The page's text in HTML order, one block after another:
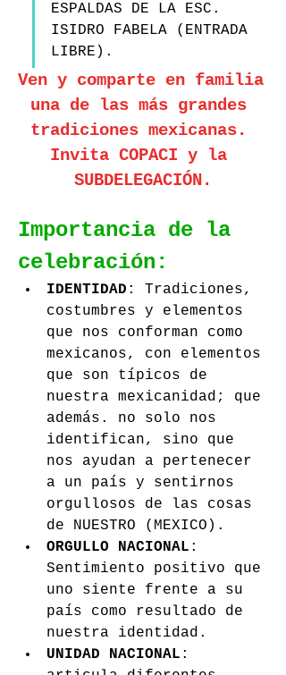
ESPALDAS DE LA ESC.
ISIDRO FABELA (ENTRADA
LIBRE).
Ven y comparte en familia
una de las más grandes
tradiciones mexicanas.
Invita COPACI y la
SUBDELEGACIÓN.
Importancia de la
celebración:
IDENTIDAD : Tradiciones,
costumbres y elementos
que nos conforman como
mexicanos, con elementos
que son típicos de
nuestra mexicanidad; que
además. no solo nos
identifican, sino que
nos ayudan a pertenecer
a un país y sentirnos
orgullosos de las cosas
de NUESTRO (MEXICO).
ORGULLO NACIONAL :
Sentimiento positivo que
uno siente frente a su
país como resultado de
nuestra identidad.
UNIDAD NACIONAL :